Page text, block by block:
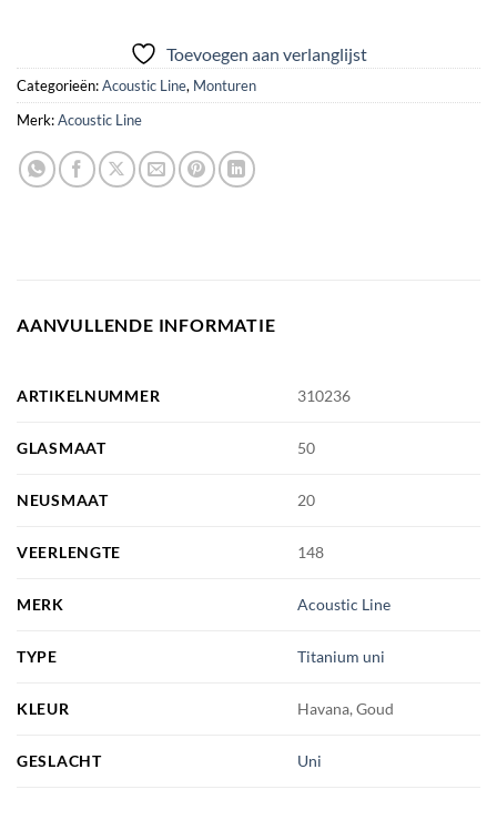
Toevoegen aan verlanglijst
Categorieën:Acoustic Line, Monturen
Merk:Acoustic Line
AANVULLENDE INFORMATIE
ARTIKELNUMMER 310236
GLASMAAT 50
NEUSMAAT 20
VEERLENGTE 148
MERK Acoustic Line
TYPE Titanium uni
KLEUR Havana, Goud
GESLACHT Uni